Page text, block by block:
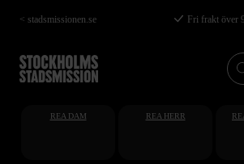
Hoppa
till
huvudinnehåll
< stadsmissionen.se Fri frakt över
REA DAM REA HERR